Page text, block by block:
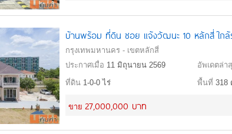
บ้านพร้อม ที่ดิน ซอย แจ้งวัฒนะ 10 หลักสี่ ใกล้
กรุงเทพมหานคร - เขตหลักสี่
ประกาศเมื่อ 11 มิถุนายน 2569 อัพเดตล่า
ที่ดิน 1-0-0 ไร่ พื้นที่ 318
ขาย 27,000,000 บาท